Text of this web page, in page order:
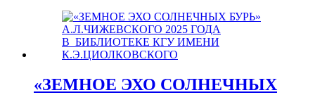
«ЗЕМНОЕ ЭХО СОЛНЕЧНЫХ